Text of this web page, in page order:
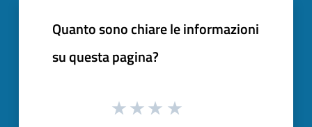
Quanto sono chiare le informazioni
su questa pagina?